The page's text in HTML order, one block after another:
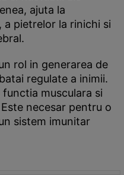
ajuta la
a pietrelor la rinichi si
rol in generarea de
regulate a inimii.
musculara si
necesar pentru o
sistem imunitar